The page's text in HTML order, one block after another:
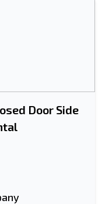
Door Side